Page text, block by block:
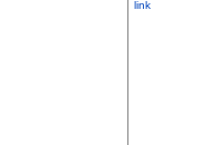
link